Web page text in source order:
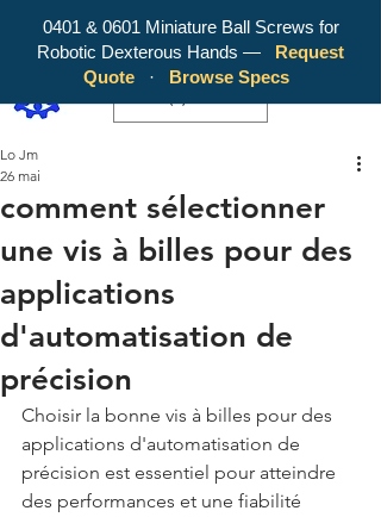
WY Precision Co., Limited - Your
Trusted Mini Ballscrew Manufacturer!
comment sélectionner
une vis à billes pour des
applications
d'automatisation de
précision
Lo Jm
26 mai
Choisir la bonne vis à billes pour des
applications d'automatisation de
précision est essentiel pour atteindre
des performances et une fiabilité
0401 & 0601 Miniature Ball Screws for
Robotic Dexterous Hands —
Request
Quote
· Browse Specs